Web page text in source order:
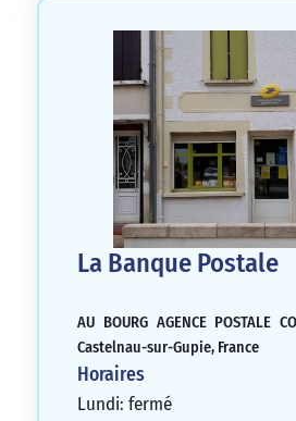
La Banque Postale
AU BOURG AGENCE POSTALE
Castelnau-sur-Gupie, France
Horaires
Lundi: fermé